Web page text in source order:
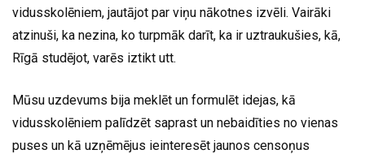
vidusskolēniem, jautājot par viņu nākotnes izvēli. Vairāki
atzinuši, ka nezina, ko turpmāk darīt, ka ir uztraukušies, kā,
Rīgā studējot, varēs iztikt utt.
Mūsu uzdevums bija meklēt un formulēt idejas, kā
vidusskolēniem palīdzēt saprast un nebaidīties no vienas
puses un kā uzņēmējus ieinteresēt jaunos censoņus